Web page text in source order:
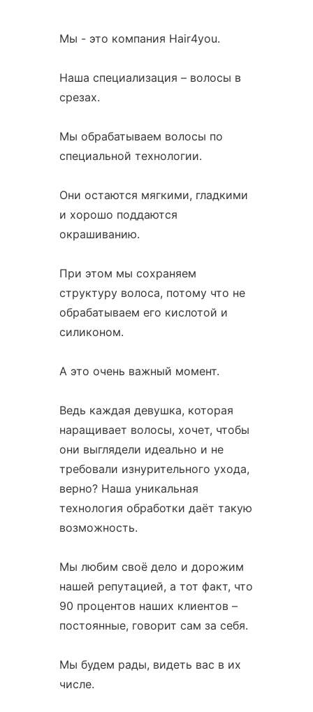
Мы - это компания Hair4you.
Наша специализация – волосы в
срезах.
Мы обрабатываем волосы по
специальной технологии.
Они остаются мягкими, гладкими
и хорошо поддаются
окрашиванию.
При этом мы сохраняем
структуру волоса, потому что не
обрабатываем его кислотой и
силиконом.
А это очень важный момент.
Ведь каждая девушка, которая
наращивает волосы, хочет, чтобы
они выглядели идеально и не
требовали изнурительного ухода,
верно? Наша уникальная
технология обработки даёт такую
возможность.
Мы любим своё дело и дорожим
нашей репутацией, а тот факт, что
90 процентов наших клиентов –
постоянные, говорит сам за себя.
Мы будем рады, видеть вас в их
числе.